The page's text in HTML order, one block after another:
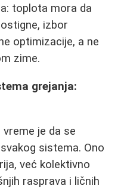
toplota mora da
izbor
optimizacije, a ne
zime.
grejanja:
je da se
sistema. Ono
već kolektivno
rasprava i ličnih